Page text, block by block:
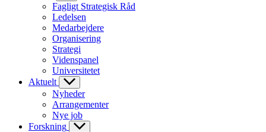
Fagligt Strategisk Råd
Ledelsen
Medarbejdere
Organisering
Strategi
Videnspanel
Universitetet
Aktuelt
Nyheder
Arrangementer
Nye job
Forskning